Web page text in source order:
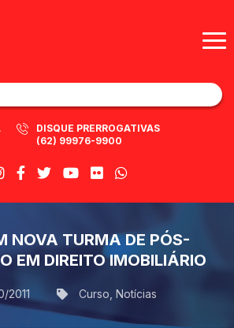
DISQUE PRERROGATIVAS
(62) 99976-9900
NOVA TURMA DE PÓS-
EM DIREITO IMOBILIÁRIO
2011 Curso Notícias